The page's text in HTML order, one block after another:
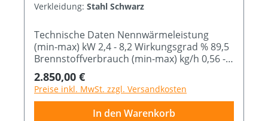
Verkleidung: Stahl Schwarz
Technische Daten Nennwärmeleistung
(min-max) kW 2,4 - 8,2 Wirkungsgrad % 89,5
Brennstoffverbrauch (min-max) kg/h 0,56 -
Regulärer Preis:
2.850,00 €
Preise inkl. MwSt. zzgl. Versandkosten
In den Warenkorb